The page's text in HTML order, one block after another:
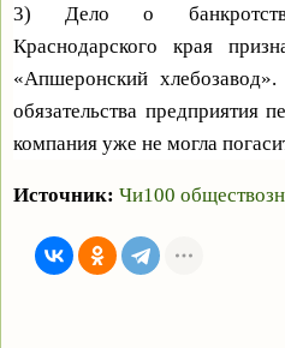
3) Дело о
Краснодарского края
«Апшеронский
обязательства предприятия
компания уже не могла
Источник: Чи100